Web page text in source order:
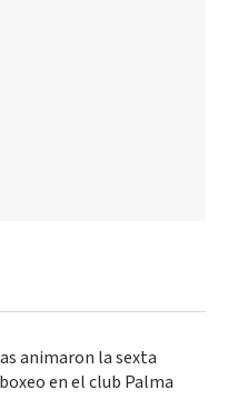
animaron la sexta
en el club Palma